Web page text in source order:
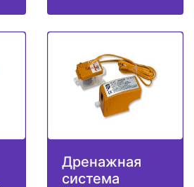
Дренажная
система